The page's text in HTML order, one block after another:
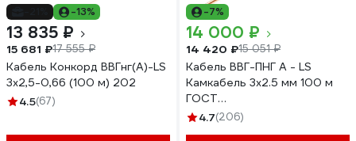
-13%
13 835 ₽
15 681 ₽17 555 ₽
Кабель Конкорд ВВГнг(А)-LS
3х2,5-0,66 (100 м) 202
4.5(67)
-7%
14 000 ₽
14 420 ₽15 051 ₽
Кабель ВВГ-ПНГ А - LS
Камкабель 3x2.5 мм 100 м
ГОСТ
1157К30HG00070А0100М
4.7(206)